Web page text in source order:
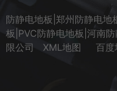
防静电地板|郑州防静电
板|PVC防静电地板|河南
限公司
XML地图 百度